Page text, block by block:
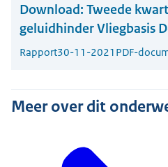
Download: Tweede
geluidhinder Vliegbasis
Rapport30-11-2021 PDF-
Meer over dit